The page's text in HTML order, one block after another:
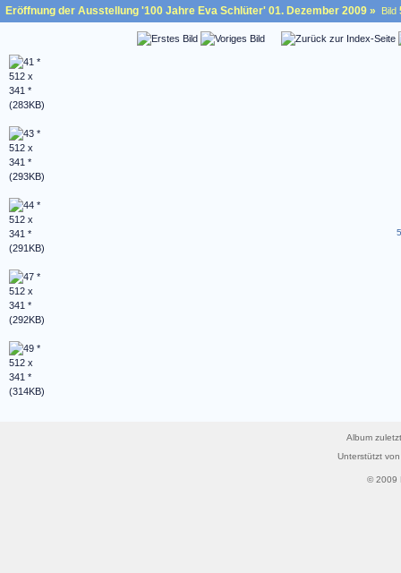
Eröffnung der Ausstellung '100 Jahre Eva Schlüter' 01. Dezember 2009 » Bild
Album
Unterstützt
© 2009